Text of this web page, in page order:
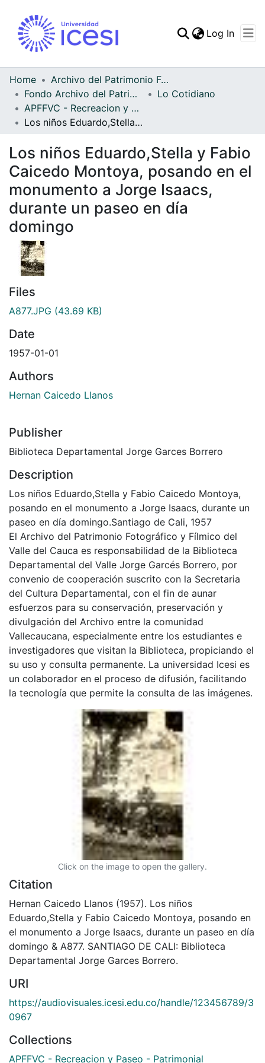
Statistics
Log In
Home
Archivo del Patrimonio Fotográfico y Fílmico del Valle del Cauca
Fondo Archivo del Patrimonio Fotográfico y Fílmico del Valle del Cauca
Lo Cotidiano
APFFVC - Recreacion y Paseo - Patrimonial
Los niños Eduardo,Stella y Fabio Caicedo Montoya, posando en el monumento a Jorge Isaacs, durante un paseo en día domingo
Los niños Eduardo,Stella y Fabio
Caicedo Montoya, posando en el
monumento a Jorge Isaacs,
durante un paseo en día
domingo
Files
A877.JPG (43.69 KB)
Date
1957-01-01
Authors
Hernan Caicedo Llanos
Publisher
Biblioteca Departamental Jorge Garces Borrero
Description
Los niños Eduardo,Stella y Fabio Caicedo Montoya,
posando en el monumento a Jorge Isaacs, durante un
paseo en día domingo.Santiago de Cali, 1957
El Archivo del Patrimonio Fotográfico y Fílmico del
Valle del Cauca es responsabilidad de la Biblioteca
Departamental del Valle Jorge Garcés Borrero, por
convenio de cooperación suscrito con la Secretaria
del Cultura Departamental, con el fin de aunar
esfuerzos para su conservación, preservación y
divulgación del Archivo entre la comunidad
Vallecaucana, especialmente entre los estudiantes e
investigadores que visitan la Biblioteca, propiciando el
su uso y consulta permanente. La universidad Icesi es
un colaborador en el proceso de difusión, facilitando
la tecnología que permite la consulta de las imágenes.
Click on the image to open the gallery.
Citation
Hernan Caicedo Llanos (1957). Los niños
Eduardo,Stella y Fabio Caicedo Montoya, posando en
el monumento a Jorge Isaacs, durante un paseo en día
domingo & A877. SANTIAGO DE CALI: Biblioteca
Departamental Jorge Garces Borrero.
URI
https://audiovisuales.icesi.edu.co/handle/123456789/3
0967
Collections
APFFVC - Recreacion y Paseo - Patrimonial